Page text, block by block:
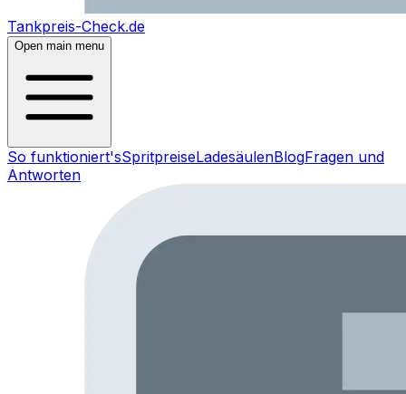
Tankpreis-Check.de
Open main menu
So funktioniert'sSpritpreiseLadesäulenBlogFragen und
Antworten